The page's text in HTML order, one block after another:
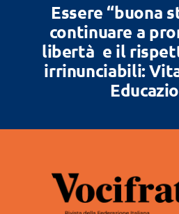
Essere “buona
continuare a
libertà e il
irrinunciabili: